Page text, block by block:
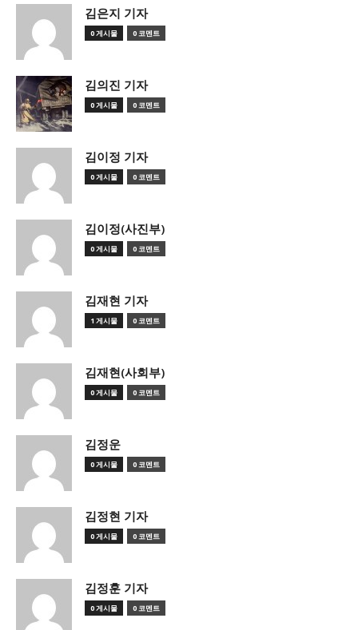
김은지 기자
0 게시물 0 코멘트
김의진 기자
0 게시물 0 코멘트
김이정 기자
0 게시물 0 코멘트
김이정(사진부)
0 게시물 0 코멘트
김재현 기자
1 게시물 0 코멘트
김재현(사회부)
0 게시물 0 코멘트
김정운
0 게시물 0 코멘트
김정현 기자
0 게시물 0 코멘트
김정훈 기자
0 게시물 0 코멘트